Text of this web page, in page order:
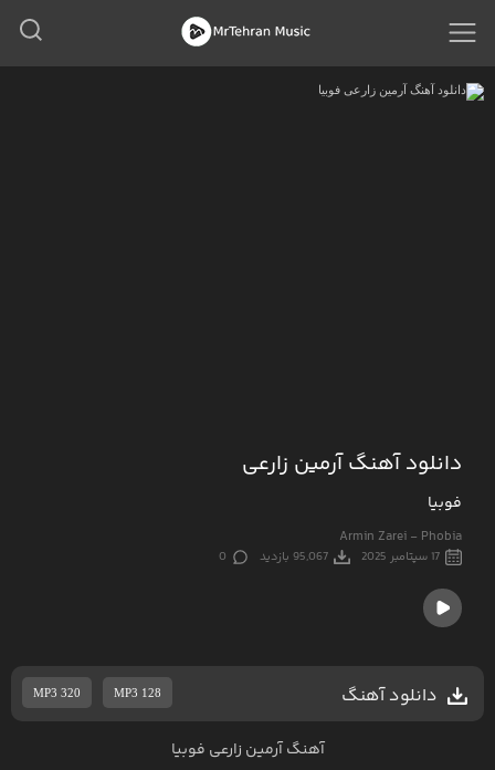
دانلود آهنگ آرمین زارعی
فوبیا
Armin Zarei - Phobia
17 سپتامبر 2025 95,067 بازدید 0
دانلود آهنگ MP3 320 MP3 128
آهنگ آرمین زارعی فوبیا